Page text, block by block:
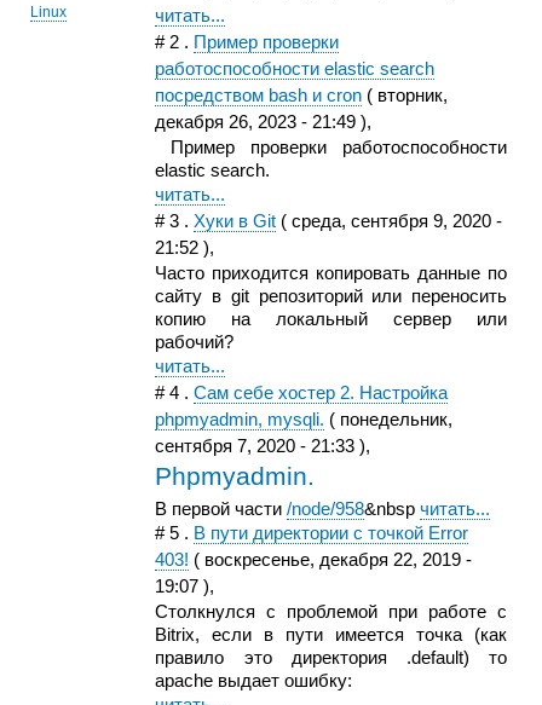
Linux
читать...
# 2 . Пример проверки
работоспособности elastic search
посредством bash и cron ( вторник,
декабря 26, 2023 - 21:49 ),
Пример проверки работоспособности
elastic search.
читать...
#3 .Хуки в Git ( среда, сентября 9, 2020 -
21:52 ),
Часто приходится копировать данные по
сайту в git репозиторий или переносить
копию на локальный сервер или
рабочий?
читать...
#4 .Сам себе хостер 2. Настройка
phpmyadmin, mysqli. ( понедельник,
сентября 7, 2020 - 21:33 ),
Phpmyadmin.
В первой части/node/958&nbspчитать...
#5 . В пути директории с точкой Error
403! ( воскресенье, декабря 22, 2019 -
19:07 ),
Столкнулся с проблемой при работе с
Bitrix, если в пути имеется точка (как
правило это директория .default) то
apache выдает ошибку: